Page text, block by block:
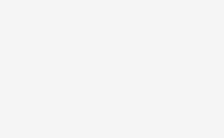
засобами та